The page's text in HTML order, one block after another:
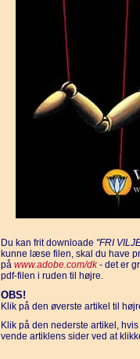
Du kan frit downloade "FRI
kunne læse filen, skal du have
på www.adobe.com/dk- det er
pdf-filen i ruden til højre.
OBS!
Klik på den øverste artikel til
Klik på den nederste artikel,
vende artiklens sider ved at